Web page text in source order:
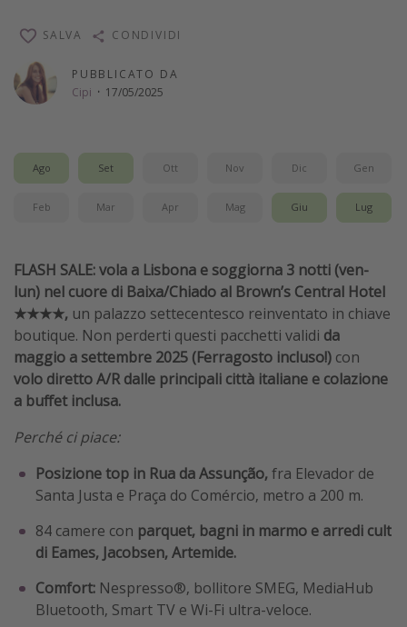
PUBBLICATO DA
Cipi · 17/05/2025
SALVA CONDIVIDI
Ago Set Ott Nov Dic Gen
Feb Mar Apr Mag Giu Lug
FLASH SALE: vola a Lisbona e soggiorna 3 notti (ven-
lun) nel cuore di Baixa/Chiado al Brown’s Central Hotel
★★★★, un palazzo settecentesco reinventato in chiave
boutique. Non perderti questi pacchetti validi da
maggio a settembre 2025 (Ferragosto incluso!) con
volo diretto A/R dalle principali città italiane e colazione
a buffet inclusa.
Perché ci piace:
Posizione top in Rua da Assunção, fra Elevador de
Santa Justa e Praça do Comércio, metro a 200 m.
84 camere con parquet, bagni in marmo e arredi cult
di Eames, Jacobsen, Artemide.
Comfort: Nespresso®, bollitore SMEG, MediaHub
Bluetooth, Smart TV e Wi-Fi ultra-veloce.